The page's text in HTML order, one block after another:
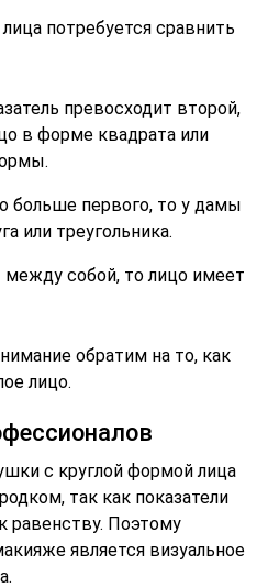
потребуется сравнить
превосходит второй,
в форме квадрата или
больше первого, то у дамы
или треугольника.
между собой, то лицо имеет
обратим на то, как
лицо.
с круглой формой лица
так как показатели
равенству. Поэтому
является визуальное